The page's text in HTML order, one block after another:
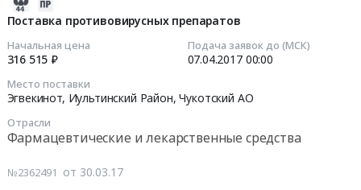
Поставка противовирусных препаратов
Начальная цена
316 515 ₽
Подача заявок до (МСК)
07.04.2017 00:00
Место поставки
Эгвекинот, Иультинский Район,Чукотский АО
Отрасли
Фармацевтические и лекарственные средства
№2362491 от 30.03.17